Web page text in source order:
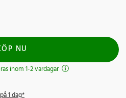
NU
inom 1-2 vardagar
1 dag*